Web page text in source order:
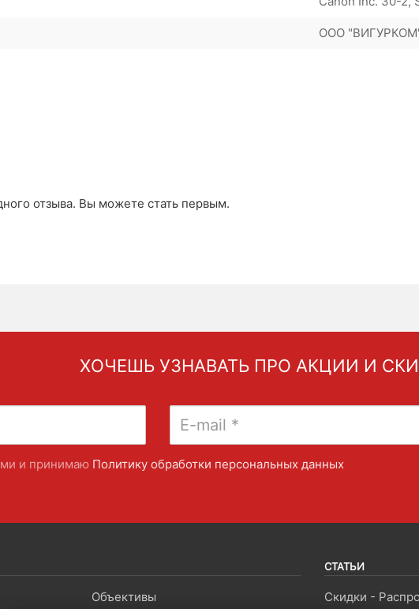
ООО "ВИГУРКОМ",
отзыва. Вы можете стать первым.
ХОЧЕШЬ УЗНАВАТЬ ПРО АКЦИИ И
и принимаю Политику обработки персональных данных
Объективы
СТАТЬИ